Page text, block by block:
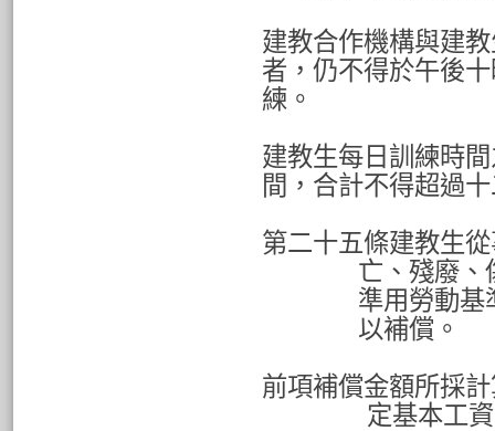
建教合作機構與建
者，仍不得於午後
練。
建教生每日訓練時
間，合計不得超過
第二十五條建教生
亡、殘廢、
準用勞動基
以補償。
前項補償金額所採
定基本工